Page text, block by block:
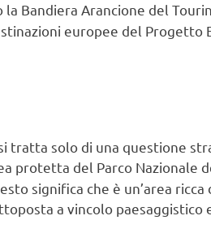
la Bandiera Arancione del
europee del Progetto
tratta solo di una questione
protetta del Parco Nazionale
significa che è un’area ricca
a vincolo paesaggistico